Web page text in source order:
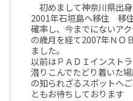
初めまして神奈川県出身
2001年石垣島へ移住 移
確率し、今までにないア
の歳月を経て2007年ＮＯ
ました。
以前はＰＡＤＩインスト
潜りこんでたどり着いた
の知られざるスポットへ
ともお待ちしております